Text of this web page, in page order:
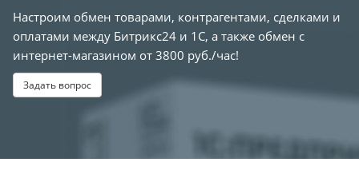
Настроим обмен товарами, контрагентами, сделками и
оплатами между Битрикс24 и 1С, а также обмен с
интернет-магазином от 3800 руб./час!
Задать вопрос